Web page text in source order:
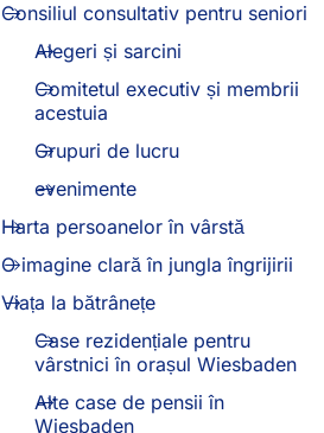
Consiliul consultativ pentru seniori
Alegeri și sarcini
Comitetul executiv și membrii
acestuia
Grupuri de lucru
evenimente
Harta persoanelor în vârstă
O imagine clară în jungla îngrijirii
Viața la bătrânețe
Case rezidențiale pentru
vârstnici în orașul Wiesbaden
Alte case de pensii în
Wiesbaden